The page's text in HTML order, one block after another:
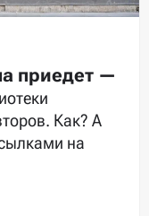
приедет —
Как? А
на